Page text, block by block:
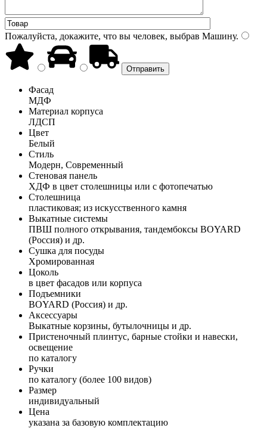
Пожалуйста, докажите, что вы человек, выбрав Машину.
Фасад
МДФ
Материал корпуса
ЛДСП
Цвет
Белый
Стиль
Модерн, Современный
Стеновая панель
ХДФ в цвет столешницы или с фотопечатью
Столешница
пластиковая; из искусственного камня
Выкатные системы
ПВШ полного открывания, тандембоксы BOYARD
(Россия) и др.
Сушка для посуды
Хромированная
Цоколь
в цвет фасадов или корпуса
Подъемники
BOYARD (Россия) и др.
Аксессуары
Выкатные корзины, бутылочницы и др.
Пристеночный плинтус, барные стойки и навески,
освещение
по каталогу
Ручки
по каталогу (более 100 видов)
Размер
индивидуальный
Цена
указана за базовую комплектацию